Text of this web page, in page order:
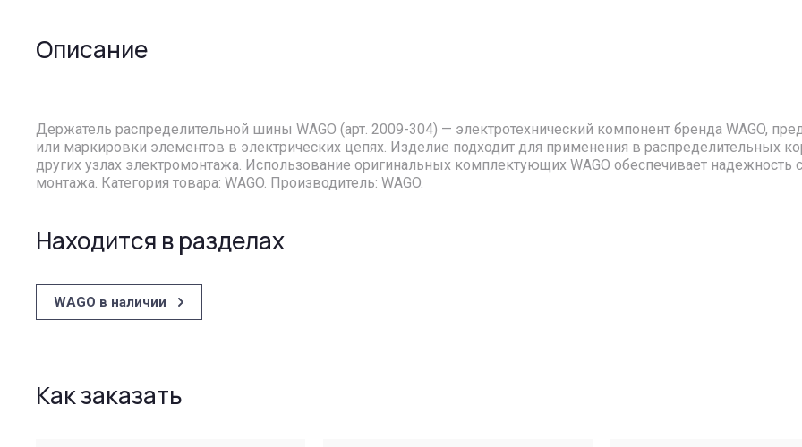
Описание
Держатель распределительной шины WAGO (арт. 2009-304) — электротехнический компонент бренда WAGO,
или маркировки элементов в электрических цепях. Изделие подходит для применения в распределительных
других узлах электромонтажа. Использование оригинальных комплектующих WAGO обеспечивает надежность
монтажа. Категория товара: WAGO. Производитель: WAGO.
Находится в разделах
WAGO в наличии
Как заказать